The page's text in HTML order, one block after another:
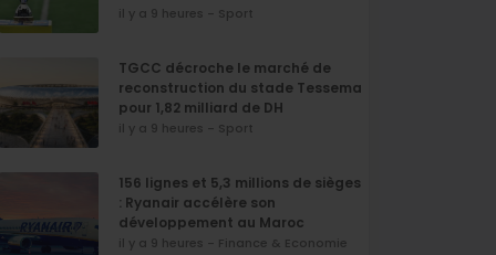
il y a 9 heures - Sport
TGCC décroche le marché de
reconstruction du stade Tessema
pour 1,82 milliard de DH
il y a 9 heures - Sport
156 lignes et 5,3 millions de sièges
: Ryanair accélère son
développement au Maroc
il y a 9 heures - Finance & Economie